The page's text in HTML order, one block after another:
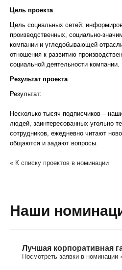
Цель проекта
Цель социальных сетей:
производственных, социально-
компании и угледобывающей
отношения к развитию
социальной деятельности компании.
Результат проекта
Результат:
Несколько тысяч подписчиков –
людей, заинтересованных угольно
сотрудников, ежедневно читают
общаются и задают вопросы.
« К списку проектов в номинации
Наши
Лучшая корпоративная
Посмотреть заявки в номинации